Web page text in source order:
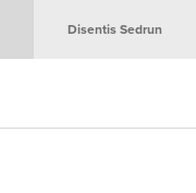
Disentis Sedrun